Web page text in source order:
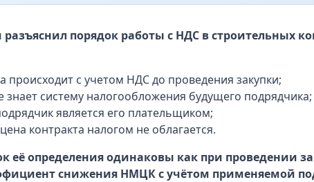
порядок работы с НДС в строительных
происходит с учетом НДС до проведения закупки;
знает систему налогообложения будущего подрядчика;
является его плательщиком;
контракта налогом не облагается.
её определения одинаковы как при проведении
снижения НМЦК с учётом применяемой